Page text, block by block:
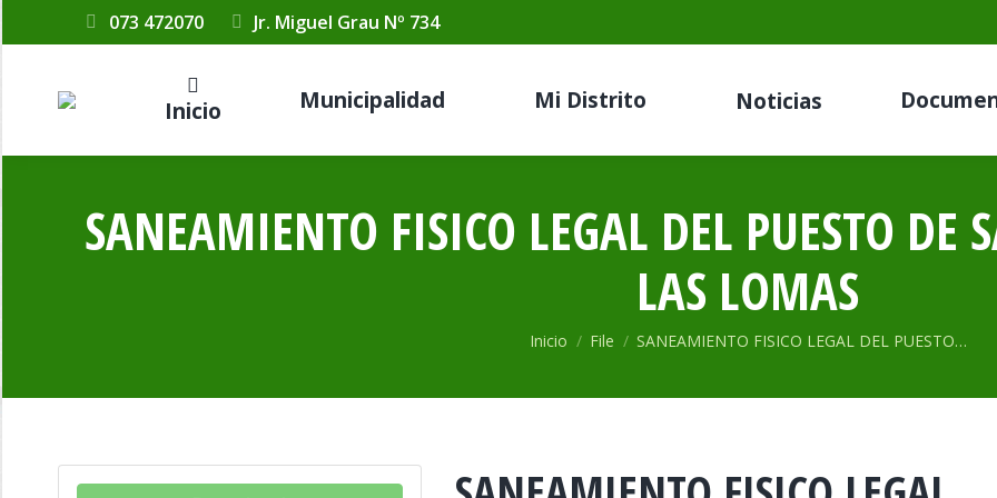
073 472070 Jr. Miguel Grau Nº 734
Inicio Municipalidad Mi Distrito Noticias
SANEAMIENTO FISICO LEGAL DEL PUESTO DE
LAS LOMAS
Estás aquí:
Inicio File SANEAMIENTO FISICO LEGAL DEL PUESTO…